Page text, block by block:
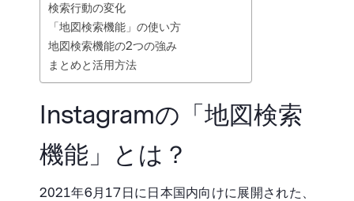
検索行動の変化
「地図検索機能」の使い方
地図検索機能の2つの強み
まとめと活用方法
Instagramの「地図検索
機能」とは？
2021年6月17日に日本国内向けに展開された、